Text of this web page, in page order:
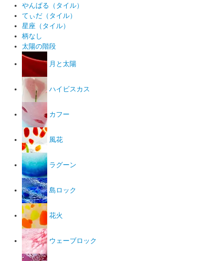
やんばる（タイル）
てぃだ（タイル）
星座（タイル）
柄なし
太陽の階段
月と太陽
ハイビスカス
カフー
風花
ラグーン
島ロック
花火
ウェーブロック